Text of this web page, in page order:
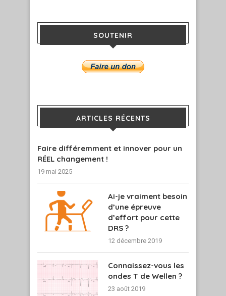
SOUTENIR
ARTICLES RÉCENTS
Faire différemment et innover pour un
RÉEL changement !
19 mai 2025
Ai-je vraiment besoin
d’une épreuve
d’effort pour cette
DRS ?
12 décembre 2019
Connaissez-vous les
ondes T de Wellen ?
23 août 2019